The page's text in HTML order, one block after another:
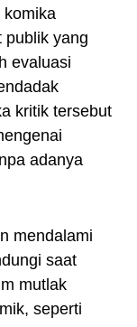
komika
publik yang
evaluasi
kritik tersebut
adanya
mendalami
saat
mutlak
seperti